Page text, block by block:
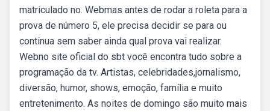
matriculado no. Webmas antes de rodar a roleta para a
prova de número 5, ele precisa decidir se para ou
continua sem saber ainda qual prova vai realizar.
Webno site oficial do sbt você encontra tudo sobre a
programação da tv. Artistas, celebridades,jornalismo,
diversão, humor, shows, emoção, família e muito
entretenimento. As noites de domingo são muito mais